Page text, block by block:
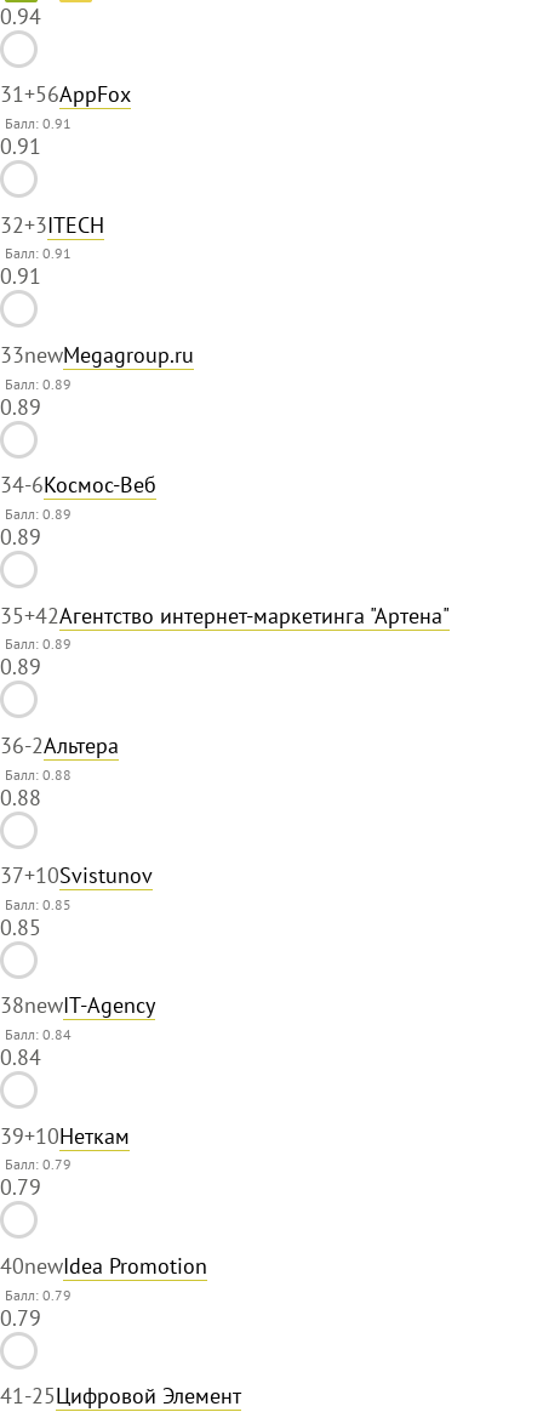
0.94
31+56AppFox
Балл: 0.91
0.91
32+3ITECH
Балл: 0.91
0.91
33newMegagroup.ru
Балл: 0.89
0.89
34-6Космос-Веб
Балл: 0.89
0.89
35+42Агентство интернет-маркетинга "Артена"
Балл: 0.89
0.89
36-2Альтера
Балл: 0.88
0.88
37+10Svistunov
Балл: 0.85
0.85
38newIT-Agency
Балл: 0.84
0.84
39+10Неткам
Балл: 0.79
0.79
40newIdea Promotion
Балл: 0.79
0.79
41-25Цифровой Элемент